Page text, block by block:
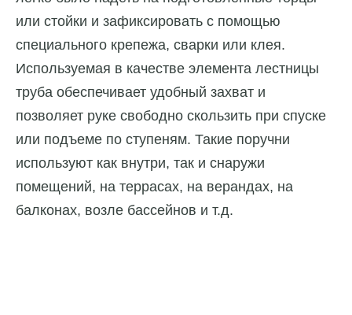
или стойки и зафиксировать с помощью
специального крепежа, сварки или клея.
Используемая в качестве элемента лестницы
труба обеспечивает удобный захват и
позволяет руке свободно скользить при спуске
или подъеме по ступеням. Такие поручни
используют как внутри, так и снаружи
помещений, на террасах, на верандах, на
балконах, возле бассейнов и т.д.